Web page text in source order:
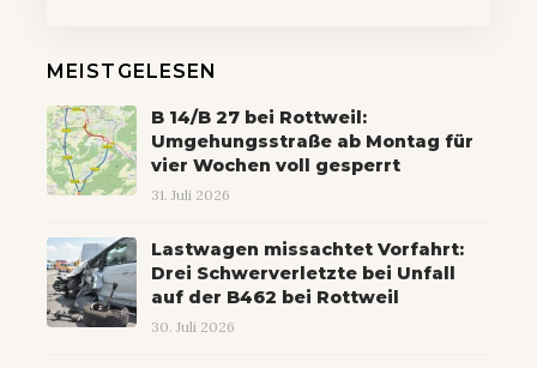
MEISTGELESEN
B 14/B 27 bei Rottweil:
Umgehungsstraße ab Montag für
vier Wochen voll gesperrt
31. Juli 2026
Lastwagen missachtet Vorfahrt:
Drei Schwerverletzte bei Unfall
auf der B462 bei Rottweil
30. Juli 2026